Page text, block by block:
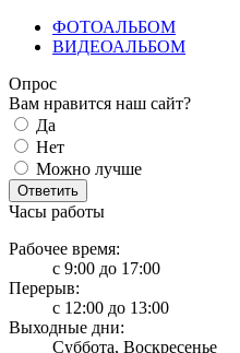
ФОТОАЛЬБОМ
ВИДЕОАЛЬБОМ
Опрос
Вам нравится наш сайт?
Да
Нет
Можно лучше
Ответить
Часы работы
Рабочее время:
с 9:00 до 17:00
Перерыв:
с 12:00 до 13:00
Выходные дни:
Суббота, Воскресенье